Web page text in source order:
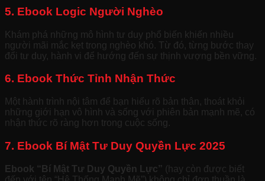
5. Ebook Logic Người Nghèo
Khám phá những mô hình tư duy phổ biến khiến nhiều
người mãi mắc kẹt trong nghèo khó. Từ đó, từng bước thay
đổi tư duy, hành vi để hướng đến sự thịnh vượng bền vững.
6. Ebook Thức Tỉnh Nhận Thức
Một hành trình nội tâm để bạn hiểu rõ bản thân, thoát khỏi
những giới hạn vô hình và sống với phiên bản mạnh mẽ, có
nhận thức rõ ràng hơn trong cuộc sống.
7. Ebook Bí Mật Tư Duy Quyền Lực 2025
Ebook “Bí Mật Tư Duy Quyền Lực” (hay còn được biết